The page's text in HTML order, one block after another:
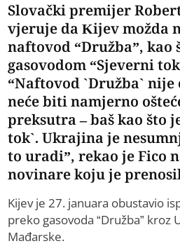
Slovački premijer
vjeruje da Kijev možda
naftovod “Družba”, kao
gasovodom “Sjeverni
“Naftovod `Družba` nije
neće biti namjerno
preksutra – baš kao što
tok`. Ukrajina je
to uradi”, rekao je Fico
novinare koju je
Kijev je 27. januara obustavio
preko gasovoda “Družba” kroz
Mađarske.